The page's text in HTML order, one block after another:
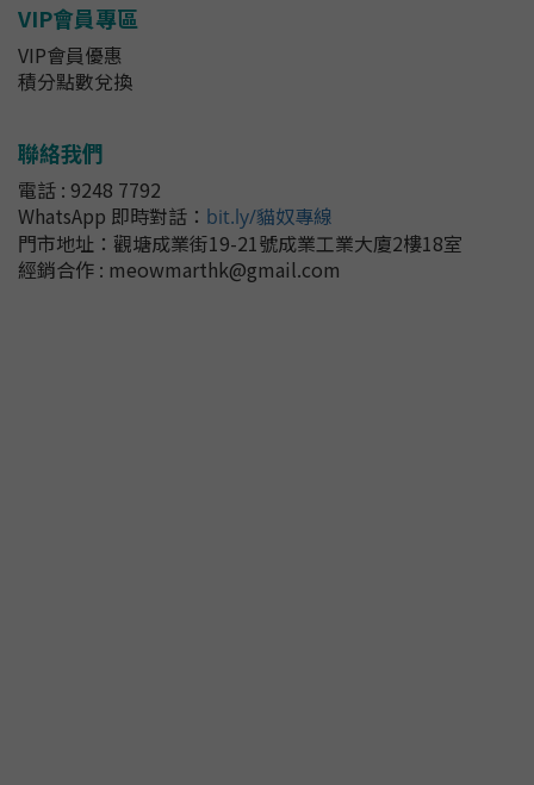
VIP會員專區
VIP會員優惠
積分點數兌換
聯絡我們
電話 : 9248 7792
WhatsApp 即時對話 ： bit.ly/貓奴專線
門市地址： 觀塘成業街19-21號成業工業大廈2樓18室
經銷合作 : meowmarthk@gmail.com